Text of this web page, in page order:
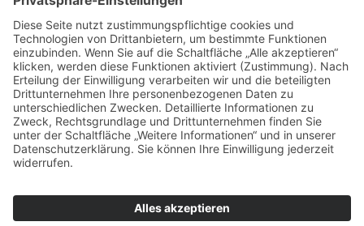
Versand & Lieferung
Widerrufsbelehrung
AGB
Datenschutz
Deutsch Österreich Schweiz